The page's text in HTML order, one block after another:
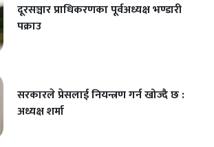
दूरसञ्चार प्राधिकरणका पूर्वअध्यक्ष भण्डारी
पक्राउ
सरकारले प्रेसलाई नियन्त्रण गर्न खोज्दै छ :
अध्यक्ष शर्मा